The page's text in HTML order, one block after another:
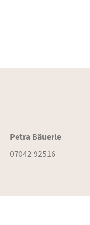
Petra Bäuerle
07042 92516